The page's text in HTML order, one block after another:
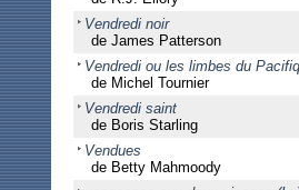
Vendredi noir
de James Patterson
Vendredi ou les limbes du
de Michel Tournier
Vendredi saint
de Boris Starling
Vendues
de Betty Mahmoody